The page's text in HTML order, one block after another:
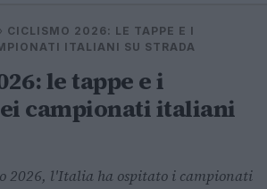
CICLISMO 2026: LE TAPPE E I
ITALIANI SU STRADA
le tappe e i
campionati italiani
2026, l'Italia ha ospitato i campionati